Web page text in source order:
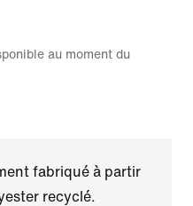
au moment du
fabriqué à partir
recyclé.